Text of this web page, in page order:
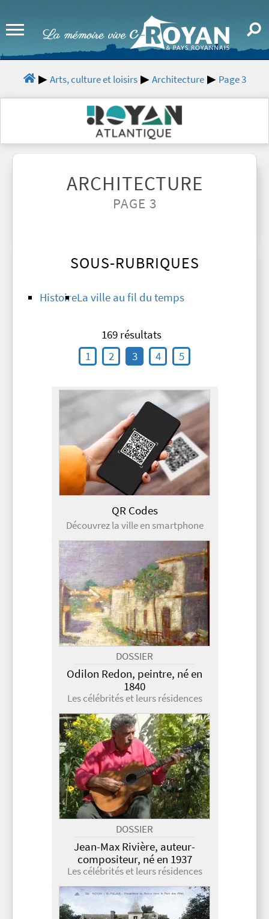
Arts, culture et loisirs Architecture Page 3
ARCHITECTURE
PAGE 3
SOUS-RUBRIQUES
HistoireLa ville au fil du temps
169 résultats
1
2 3 4 5
QR Codes
Découvrez la ville en smartphone
DOSSIER
Odilon Redon, peintre, né en
1840
Les célébrités et leurs résidences
DOSSIER
Jean-Max Rivière, auteur-
compositeur, né en 1937
Les célébrités et leurs résidences